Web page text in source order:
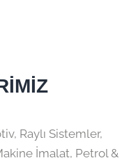
Raylı Sistemler,
İmalat, Petrol &